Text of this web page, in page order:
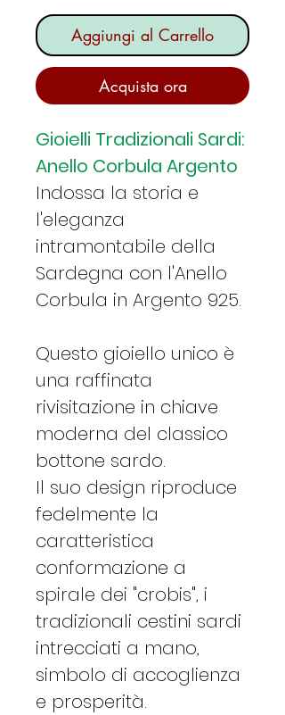
Aggiungi al Carrello
Acquista ora
Gioielli Tradizionali Sardi:
Anello Corbula Argento
Indossa la storia e
l'eleganza
intramontabile della
Sardegna con l'Anello
Corbula in Argento 925.
Questo gioiello unico è
una raffinata
rivisitazione in chiave
moderna del classico
bottone sardo.
Il suo design riproduce
fedelmente la
caratteristica
conformazione a
spirale dei "crobis", i
tradizionali cestini sardi
intrecciati a mano,
simbolo di accoglienza
e prosperità.